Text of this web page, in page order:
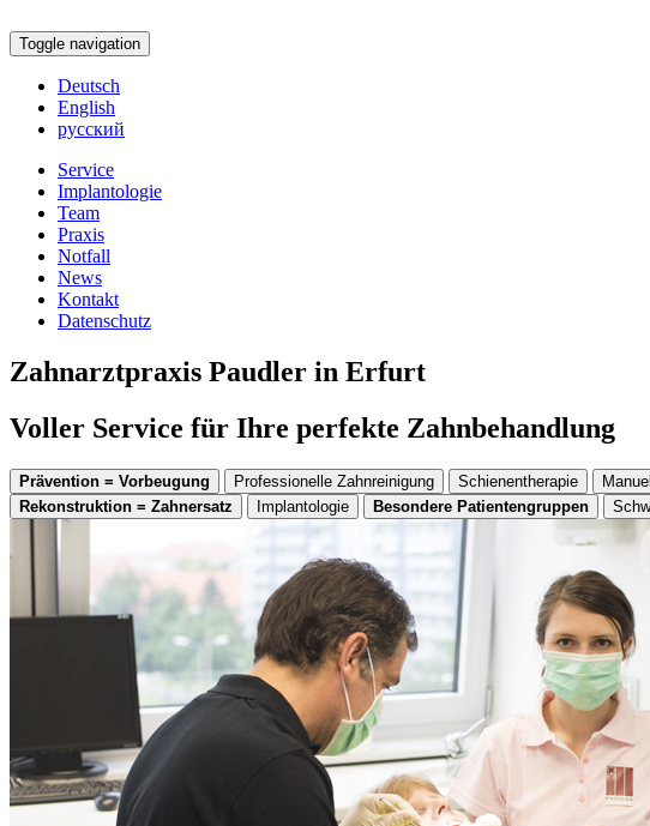
Toggle navigation
Deutsch
English
русский
Service
Implantologie
Team
Praxis
Notfall
News
Kontakt
Datenschutz
Zahnarztpraxis Paudler in Erfurt
Voller Service für Ihre perfekte Zahnbehandlung
Prävention = Vorbeugung Professionelle Zahnreinigung Schienentherapie
Rekonstruktion = Zahnersatz
Implantologie Besondere Patientengruppen